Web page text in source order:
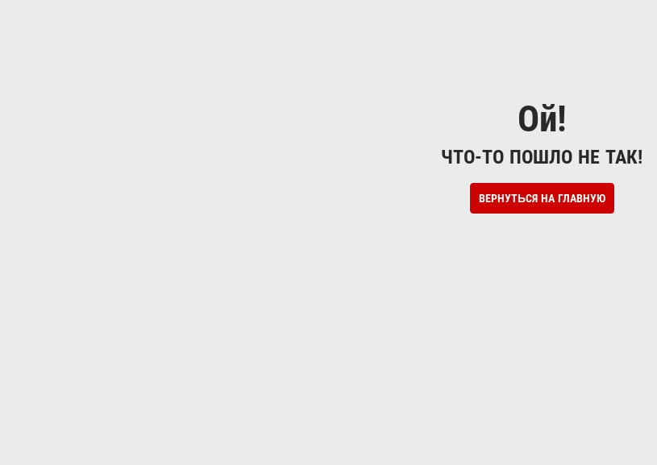
Ой!
ЧТО-ТО ПОШЛО НЕ ТАК!
ВЕРНУТЬСЯ НА ГЛАВНУЮ